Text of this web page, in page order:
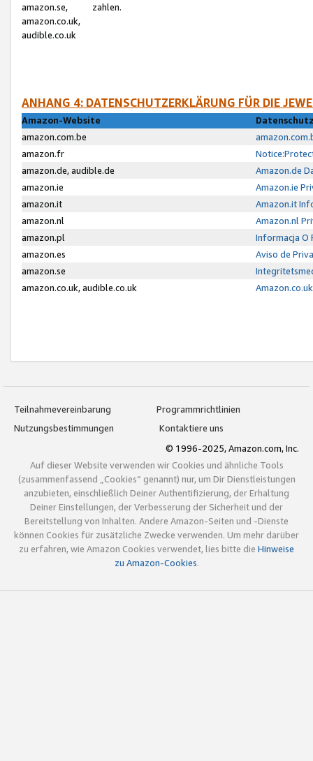
amazon.se,
amazon.co.uk,
audible.co.uk
zahlen.
ANHANG 4: DATENSCHUTZERKLÄRUNG FÜR DIE
Amazon-Website
amazon.com.be
amazon.fr
amazon.de, audible.de
Amazon.de
amazon.ie
Amazon.ie
amazon.it
Amazon.it
amazon.nl
Amazon.nl
amazon.pl
Informacja O
amazon.es
Aviso de
amazon.se
amazon.co.uk, audible.co.uk
Teilnahmevereinbarung
Programmrichtlinien
Nutzungsbestimmungen
Kontaktiere uns
© 1996-2025, Amazon.com, Inc.
Auf dieser Website verwenden wir Cookies und ähnliche Tools
(zusammenfassend „Cookies“ genannt) nur, um Dir Dienstleistungen
anzubieten, einschließlich Deiner Authentifizierung, der Erhaltung
Deiner Einstellungen, der Verbesserung der Sicherheit und der
Bereitstellung von Inhalten. Andere Amazon-Seiten und -Dienste
können Cookies für zusätzliche Zwecke verwenden. Um mehr darüber
zu erfahren, wie Amazon Cookies verwendet, lies bitte die Hinweise
zu Amazon-Cookies.